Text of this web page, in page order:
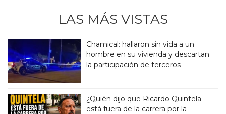
LAS MÁS VISTAS
Chamical: hallaron sin vida a un
hombre en su vivienda y descartan
la participación de terceros
¿Quién dijo que Ricardo Quintela
está fuera de la carrera por la